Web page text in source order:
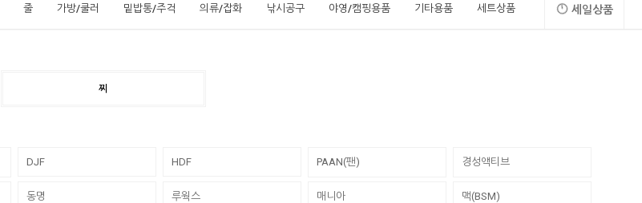
줄 가방/쿨러 밑밥통/주걱 의류/잡화 낚시공구 야영/캠핑용품 기타용품 세트상품 세일상품
찌
DJF HDF PAAN(팬) 경성액티브
동명 루웍스 매니아 맥(BSM)